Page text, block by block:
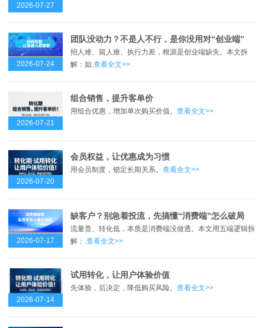
2026-07-27
2026-07-24
团队没动力？不是人不行，是你没用对“创业端”
招人难、留人难、执行力差，根源是创业端缺失。本文拆
解：如.查看全文>>
2026-07-21
组合销售，提升客单价
用组合优惠，增加单次购买价值。 查看全文>>
2026-07-20
会员权益，让优惠成为习惯
用会员制度，锁定长期关系。 查看全文>>
2026-07-17
缺客户？别急着投流，先搞懂“消费端”怎么破局
流量贵、转化低，本质是消费端没做透。本文用五端逻辑拆
解：.查看全文>>
2026-07-14
试用转化，让用户体验价值
先体验，后决定，降低购买风险。 查看全文>>